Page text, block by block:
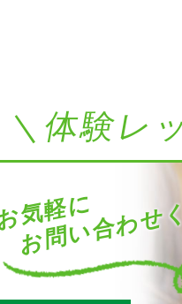
＼体験レ
気軽に
問い合わせ